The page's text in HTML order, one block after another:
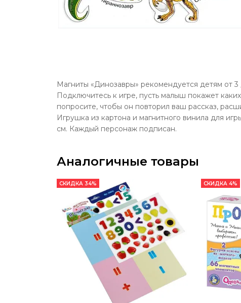
Магниты «Динозавры» рекомендуется детям от 3
Подключитесь к игре, пусть малыш покажет
попросите, чтобы он повторил ваш рассказ,
Игрушка из картона и магнитного винила для
см. Каждый персонаж подписан.
Аналогичные товары
СКИДКА 34% СКИДКА 4%